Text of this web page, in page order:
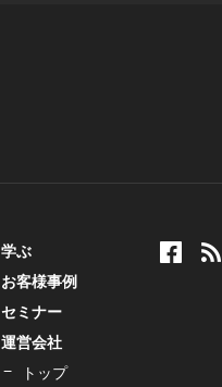
学ぶ
お客様事例
セミナー
運営会社
トップ